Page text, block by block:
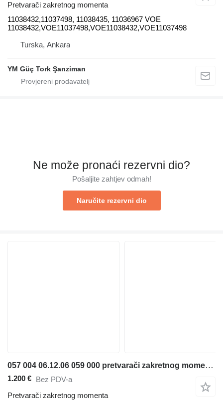
Pretvarači zakretnog momenta
11038432,11037498, 11038435, 11036967 VOE
11038432,VOE11037498,VOE11038432,VOE11037498
Turska, Ankara
YM Güç Tork Şanziman
Ne može pronaći rezervni dio?
Pošaljite zahtjev odmah!
Naručite rezervni dio
057 004 06.12.06 059 000 pretvarači zakretnog momenta za prednjeg utovarivača
1.200 € Bez PDV-a
Pretvarači zakretnog momenta